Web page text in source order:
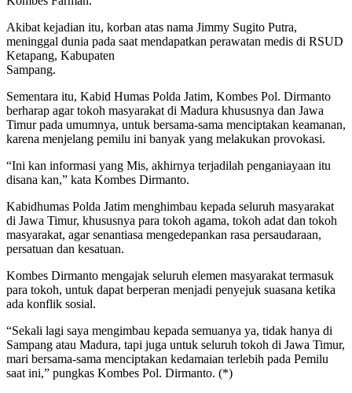
Akibat kejadian itu, korban atas nama Jimmy Sugito Putra,
meninggal dunia pada saat mendapatkan perawatan medis di RSUD
Ketapang, Kabupaten
Sampang.
Sementara itu, Kabid Humas Polda Jatim, Kombes Pol. Dirmanto
berharap agar tokoh masyarakat di Madura khususnya dan Jawa
Timur pada umumnya, untuk bersama-sama menciptakan keamanan,
karena menjelang pemilu ini banyak yang melakukan provokasi.
“Ini kan informasi yang Mis, akhirnya terjadilah penganiayaan itu
disana kan,” kata Kombes Dirmanto.
Kabidhumas Polda Jatim menghimbau kepada seluruh masyarakat
di Jawa Timur, khususnya para tokoh agama, tokoh adat dan tokoh
masyarakat, agar senantiasa mengedepankan rasa persaudaraan,
persatuan dan kesatuan.
Kombes Dirmanto mengajak seluruh elemen masyarakat termasuk
para tokoh, untuk dapat berperan menjadi penyejuk suasana ketika
ada konflik sosial.
“Sekali lagi saya mengimbau kepada semuanya ya, tidak hanya di
Sampang atau Madura, tapi juga untuk seluruh tokoh di Jawa Timur,
mari bersama-sama menciptakan kedamaian terlebih pada Pemilu
saat ini,” pungkas Kombes Pol. Dirmanto. (*)